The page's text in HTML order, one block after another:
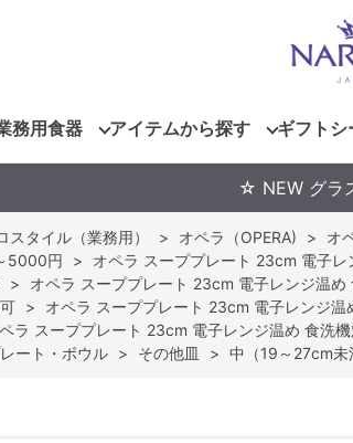
務用食器 アイテムから探す ギフトシ
☆ NEW グラ
スタイル（業務用） > オペラ（OPERA) >
オ
5000円 >
オペラ スーププレート 23cm 電子
>
オペラ スーププレート 23cm 電子レンジ温
>
オペラ スーププレート 23cm 電子レンジ
ラ スーププレート 23cm 電子レンジ温め 食洗
ート・ボウル > その他皿 > 中（19～27cm未